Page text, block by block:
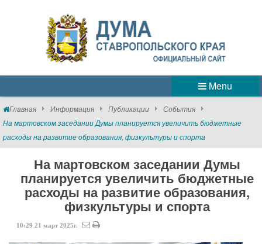
Menu
Главная Информация Публикации
События
На мартовском заседании Думы планируется увеличить бюджетные
расходы на развитие образования, физкультуры и спорта
На мартовском заседании Думы
планируется увеличить бюджетные
расходы на развитие образования,
физкультуры и спорта
10:29 21 март 2025г.